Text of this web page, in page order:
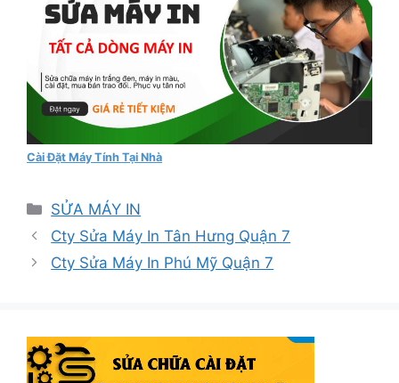
Cài Đặt Máy Tính Tại Nhà
Danh
mục
SỬA MÁY IN
Cty Sửa Máy In Tân Hưng Quận 7
Cty Sửa Máy In Phú Mỹ Quận 7